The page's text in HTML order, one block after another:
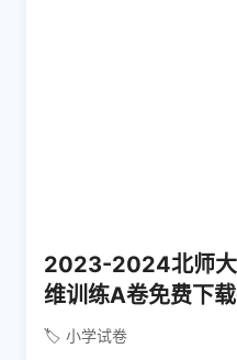
2023-2024北师大
维训练A卷免费下载
🏷️ 小学试卷